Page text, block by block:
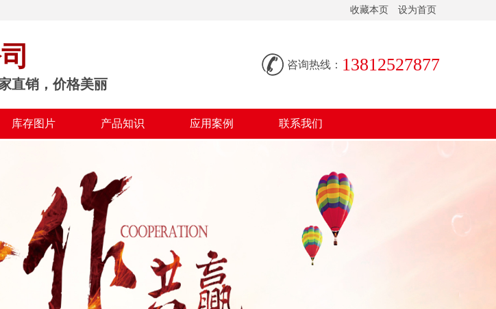
收藏本页 设为首页
直销，价格美丽
13812527877
咨询热线：
库存图片 产品知识 应用案例 联系我们